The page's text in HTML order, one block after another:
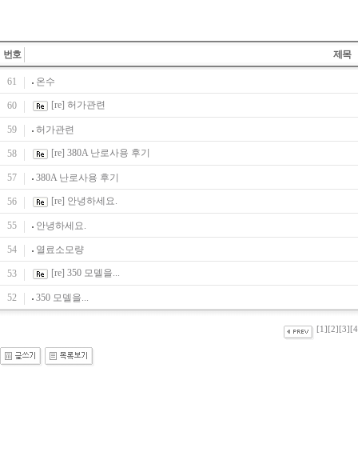
번호 제목
61 온수
60 [re] 허가관련
59 허가관련
58 [re] 380A 난로사용 후기
57 380A 난로사용 후기
56 [re] 안녕하세요.
55 안녕하세요.
54 열료소모량
53 [re] 350 모델을...
52 350 모델을...
[1] [2] [3]